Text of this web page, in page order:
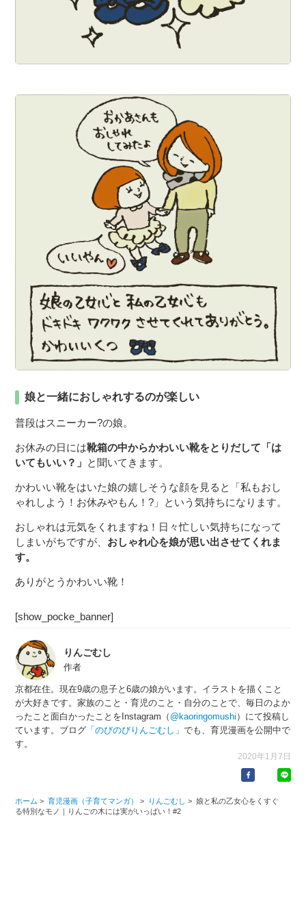
娘と一緒におしゃれするのが楽しい
普段はスニーカー?の娘。
お休みの日には靴箱の中からかわいい靴をとりだして「は
いてもいい？」 と聞いてきます。
かわいい靴をはいた娘の嬉しそうな顔を見ると「私もおし
ゃれしよう！お休みやもん！?」という気持ちになります。
おしゃれは元気をくれますね！日々忙しい気持ちになって
しまいがちですが、 おしゃれ心を娘が思い出させてくれま
す。
ありがとうかわいい靴！
[show_pocke_banner]
りんごむし
作者
京都在住。現在9歳の息子と6歳の娘がいます。イラストを描くこと
が大好きです。家族のこと・育児のこと・自分のことで、毎日のよか
ったこと面白かったことをInstagram（ @kaoringomushi ）にて投稿し
ています。ブログ 「のびのびりんごむし」でも、育児漫画を公開中で
す。
2020年1月7日
ホーム > 育児漫画（子育てマンガ） > りんごむし > 娘と私の乙女心をくすぐ
る特別なモノ｜りんごの木には実がいっぱい！#2